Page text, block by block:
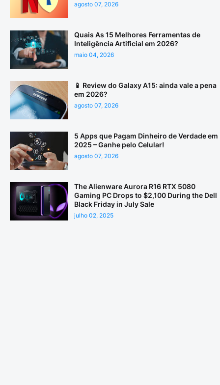
agosto 07, 2026
Quais As 15 Melhores Ferramentas de
Inteligência Artificial em 2026?
maio 04, 2026
📱 Review do Galaxy A15: ainda vale a pena
em 2026?
agosto 07, 2026
5 Apps que Pagam Dinheiro de Verdade em
2025 – Ganhe pelo Celular!
agosto 07, 2026
The Alienware Aurora R16 RTX 5080
Gaming PC Drops to $2,100 During the Dell
Black Friday in July Sale
julho 02, 2025